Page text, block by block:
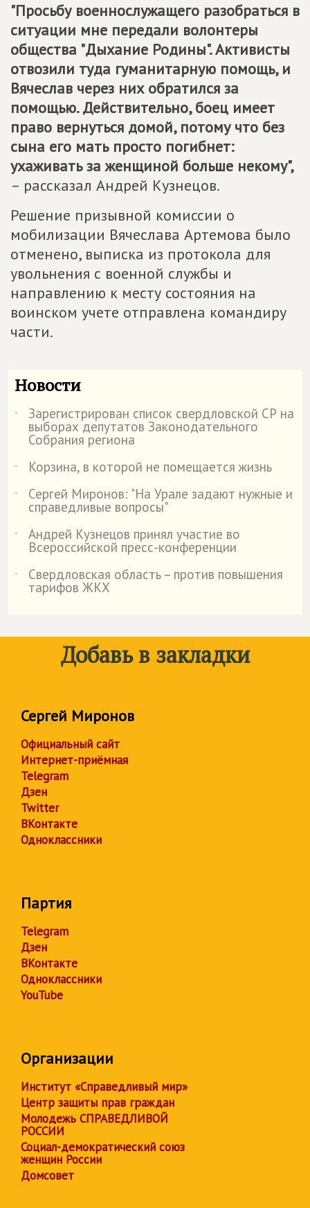
"Просьбу военнослужащего разобраться в
ситуации мне передали волонтеры
общества "Дыхание Родины". Активисты
отвозили туда гуманитарную помощь, и
Вячеслав через них обратился за
помощью. Действительно, боец имеет
право вернуться домой, потому что без
сына его мать просто погибнет:
ухаживать за женщиной больше некому",
– рассказал Андрей Кузнецов.
Решение призывной комиссии о
мобилизации Вячеслава Артемова было
отменено, выписка из протокола для
увольнения с военной службы и
направлению к месту состояния на
воинском учете отправлена командиру
части.
Новости
˙ Зарегистрирован список свердловской СР на
выборах депутатов Законодательного
Собрания региона
˙
Корзина, в которой не помещается жизнь
˙
Сергей Миронов: "На Урале задают нужные и
справедливые вопросы"
˙
Андрей Кузнецов принял участие во
Всероссийской пресс-конференции
˙
Свердловская область – против повышения
тарифов ЖКХ
Добавь в закладки
Сергей Миронов
Официальный сайт
Интернет-приёмная
Telegram
Дзен
Twitter
ВКонтакте
Одноклассники
Партия
Telegram
Дзен
ВКонтакте
Одноклассники
YouTube
Организации
Институт «Справедливый мир»
Центр защиты прав граждан
Молодежь СПРАВЕДЛИВОЙ
РОССИИ
Социал-демократический союз
женщин России
Домсовет